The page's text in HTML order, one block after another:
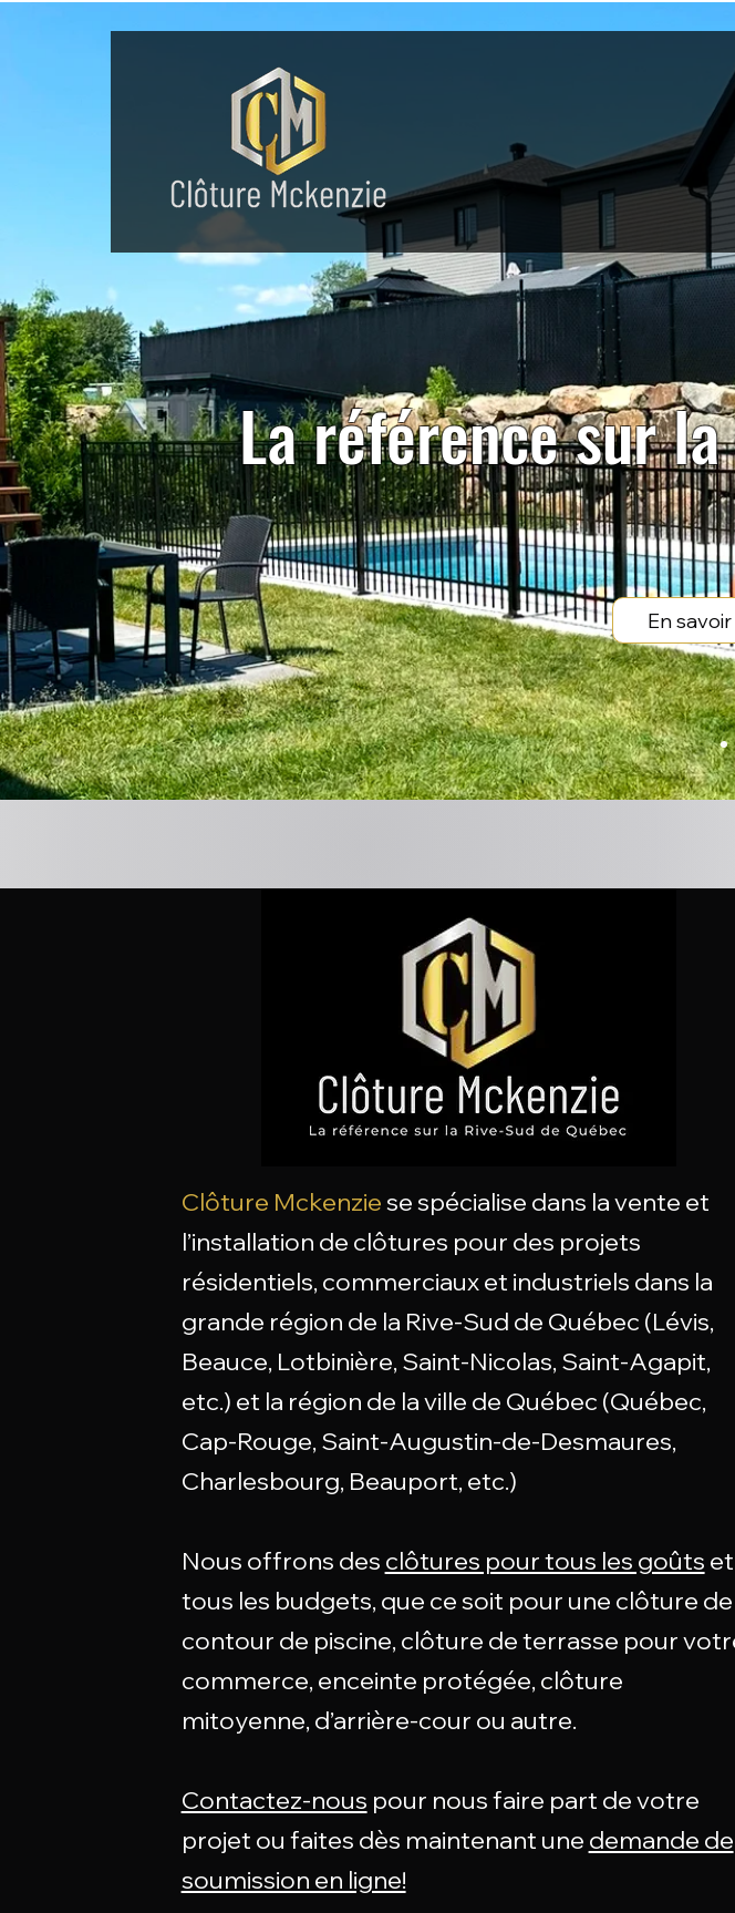
La référence sur
En savoir
Clôture Mckenziese spécialise dans la vente et
l’installation de clôtures pour des projets
résidentiels, commerciaux et industriels dans la
grande région de la Rive-Sud de Québec (Lévis,
Beauce, Lotbinière, Saint-Nicolas, Saint-Agapit,
etc.) et la région de la ville de Québec (Québec,
Cap-Rouge, Saint-Augustin-de-Desmaures,
Charlesbourg, Beauport, etc.)
Nous offrons des clôtures pour tous les goûts et
tous les budgets, que ce soit pour une clôture de
contour de piscine, clôture de terrasse pour
commerce, enceinte protégée, clôture
mitoyenne, d’arrière-cour ou autre.
Contactez-nous pour nous faire part de votre
projet ou faites dès maintenant une demande de
soumission en ligne!